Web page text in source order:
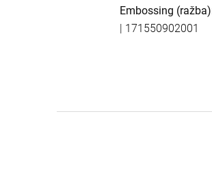
Embossing
| 171550902001